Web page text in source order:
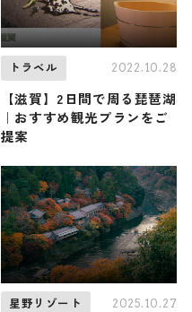
トラベル 2022.10.28
【滋賀】2日間で周る琵琶湖
｜おすすめ観光プランをご
提案
星野リゾート 2025.10.27